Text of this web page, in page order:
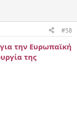
#58
την Ευρωπαϊκή
της